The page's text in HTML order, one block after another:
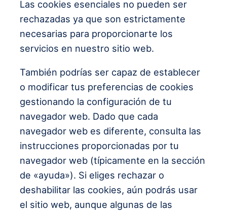
Las cookies esenciales no pueden ser
rechazadas ya que son estrictamente
necesarias para proporcionarte los
servicios en nuestro sitio web.
También podrías ser capaz de establecer
o modificar tus preferencias de cookies
gestionando la configuración de tu
navegador web. Dado que cada
navegador web es diferente, consulta las
instrucciones proporcionadas por tu
navegador web (típicamente en la sección
de «ayuda»). Si eliges rechazar o
deshabilitar las cookies, aún podrás usar
el sitio web, aunque algunas de las